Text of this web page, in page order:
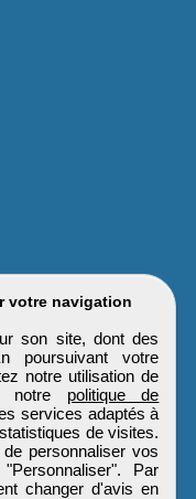
votre navigation
son site, dont des
poursuivant votre
notre utilisation de
notre politique de
services adaptés à
de visites.
personnaliser vos
Par
changer d'avis en